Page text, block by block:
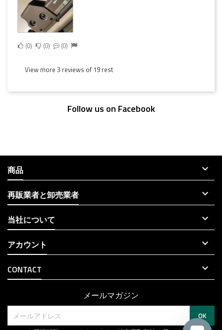
0 0 0
View more 3 reviews of 19 rest
Follow us on Facebook
商品 
再販業者と卸売業者 
当社について 
アカウント 
CONTACT 
メールマガジン